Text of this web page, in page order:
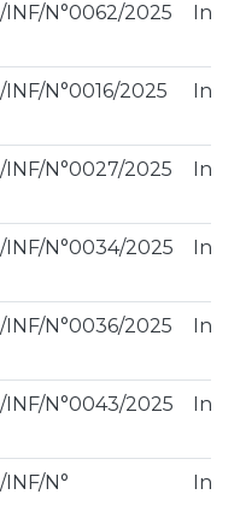
INF/N°0062/2025
N°0016/2025
INF/N°0027/2025
INF/N°0034/2025
INF/N°0036/2025
INF/N°0043/2025
N°